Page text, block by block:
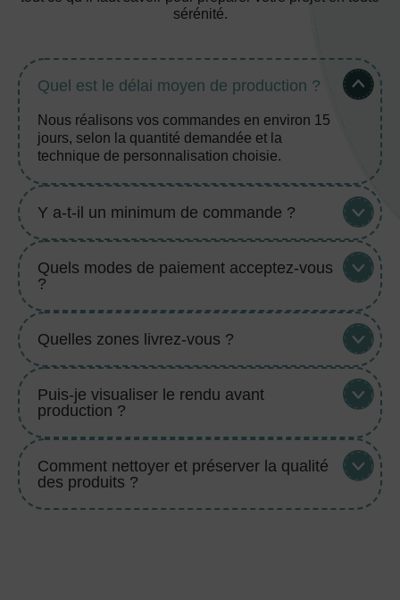
sérénité.
Quel est le délai moyen de production ?
Nous réalisons vos commandes en environ 15
jours, selon la quantité demandée et la
technique de personnalisation choisie.
Y a-t-il un minimum de commande ?
Quels modes de paiement acceptez-vous
?
Quelles zones livrez-vous ?
Puis-je visualiser le rendu avant
production ?
Comment nettoyer et préserver la qualité
des produits ?